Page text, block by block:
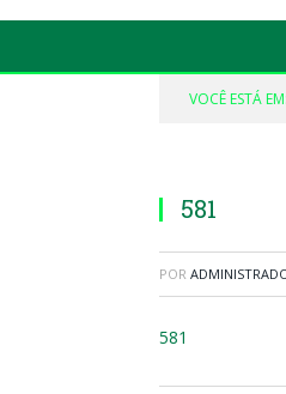
VOCÊ ESTÁ EM:
581
POR
581